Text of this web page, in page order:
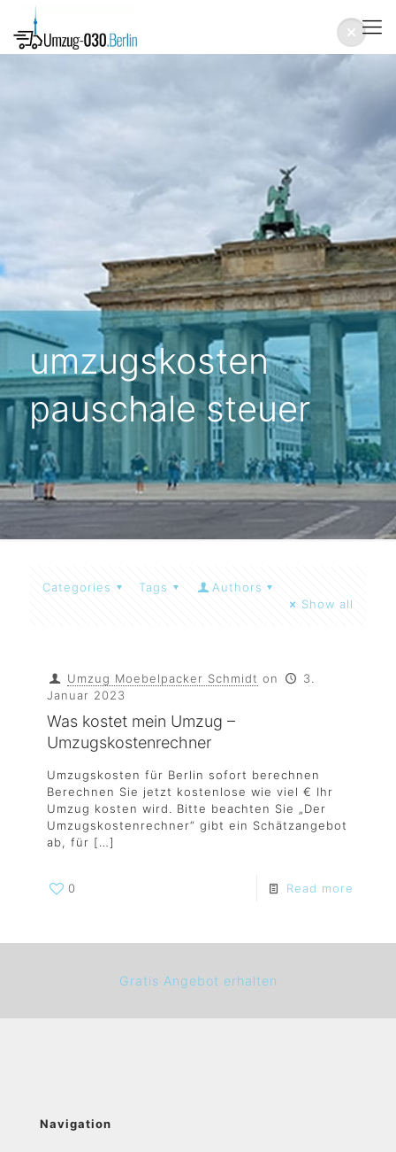
umzugskosten
pauschale steuer
Categories Tags
Authors
Show all
Umzug Moebelpacker Schmidt on
3.
Januar 2023
Was kostet mein Umzug –
Umzugskostenrechner
Umzugskosten für Berlin sofort berechnen
Berechnen Sie jetzt kostenlose wie viel € Ihr
Umzug kosten wird. Bitte beachten Sie „Der
Umzugskostenrechner“ gibt ein Schätzangebot
ab, für […]
0 Read more
Gratis Angebot erhalten
Navigation